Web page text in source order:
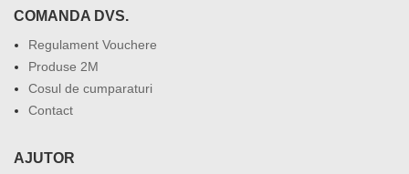
COMANDA DVS.
Regulament Vouchere
Produse 2M
Cosul de cumparaturi
Contact
AJUTOR